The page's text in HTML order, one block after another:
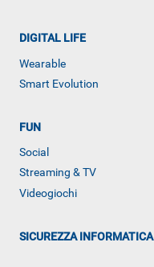
ALTRO
DIGITAL LIFE
Wearable
Smart Evolution
FUN
Social
Streaming & TV
Videogiochi
SICUREZZA INFORMATICA